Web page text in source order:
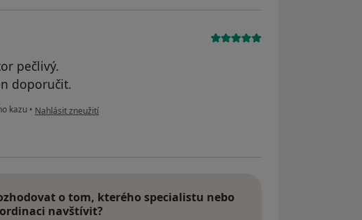
pečlivý.
doporučit.
kazu • podle názoru uživatele K.P.
Nahlásit zneužití
o tom, kterého specialistu nebo
ordinaci navštívit?